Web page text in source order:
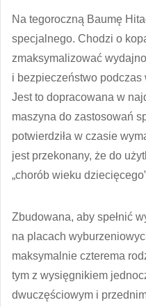
Na tegoroczną Baumę
specjalnego. Chodzi o
zmaksymalizować
i bezpieczeństwo
Jest to dopracowana w
maszyna do zastosowań
potwierdziła w czasie
jest przekonany, że do
„chorób wieku
Zbudowana, aby spełnić
na placach
maksymalnie czterema
tym z wysięgnikiem
dwuczęściowym i